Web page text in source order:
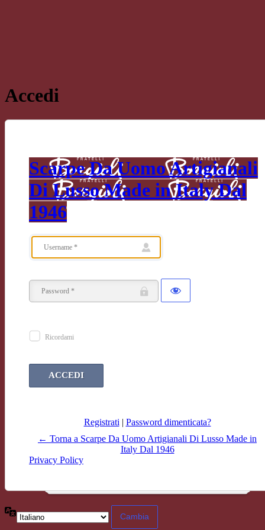
Accedi
Scarpe Da Uomo Artigianali
Di Lusso Made in Italy Dal
1946
Ricordami
Registrati | Password dimenticata?
← Torna a Scarpe Da Uomo Artigianali Di Lusso Made in
Italy Dal 1946
Privacy Policy